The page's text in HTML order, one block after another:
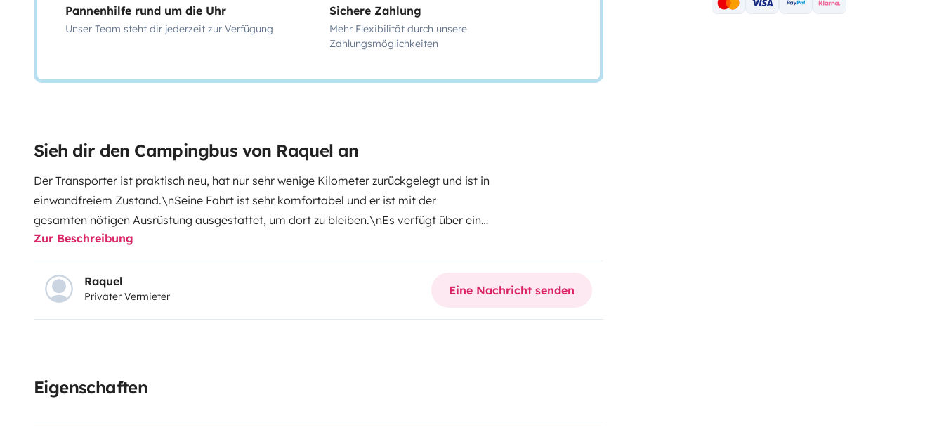
Pannenhilfe rund um die Uhr
Unser Team steht dir jederzeit zur Verfügung
Sichere Zahlung
Mehr Flexibilität durch unsere
Zahlungsmöglichkeiten
Sieh dir den Campingbus von Raquel an
Der Transporter ist praktisch neu, hat nur sehr wenige Kilometer zurückgelegt und ist in
einwandfreiem Zustand.\nSeine Fahrt ist sehr komfortabel und er ist mit der
gesamten nötigen Ausrüstung ausgestattet, um dort zu bleiben.\nEs verfügt über eine
voll ausgestattete Küche, Bad, Dusche, Warmwasser und alle Annehmlichkeiten.\nSie
bieten Platz für Reisen und Schlaf für bis zu vier Personen und bieten Ihnen die
Möglichkeit, beide Betten entsprechend Ihren Bedürfnissen herauszunehmen und
auszutauschen.\nZusätzlich zur Ausstattung des Vans verfügt er auch über ein Paddle-
Surf, Tische und Stühle im Freien, ein Feuer zum Kochen im Freien, einen
Zur Beschreibung
Raquel
Privater Vermieter Eine Nachricht senden
Eigenschaften